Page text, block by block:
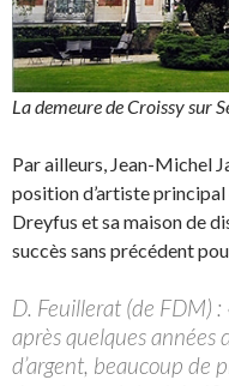
La demeure de Croissy sur
Par ailleurs, Jean-Michel
position d’artiste
Dreyfus et sa maison de
succès sans précédent
D. Feuillerat (de FDM) :
après quelques années
d’argent, beaucoup de